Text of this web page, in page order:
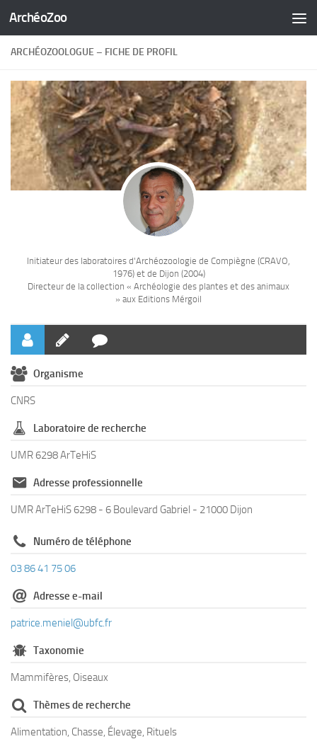
Skip to content
ArchéoZoo
ARCHÉOZOOLOGUE – FICHE DE PROFIL
Initiateur des laboratoires d'Archéozoologie de Compiègne (CRAVO,
1976) et de Dijon (2004)
Directeur de la collection « Archéologie des plantes et des animaux
» aux Editions Mérgoil
Organisme
CNRS
Laboratoire de recherche
UMR 6298 ArTeHiS
Adresse professionnelle
UMR ArTeHiS 6298 - 6 Boulevard Gabriel - 21000 Dijon
Numéro de téléphone
03 86 41 75 06
Adresse e-mail
patrice.meniel@ubfc.fr
Taxonomie
Mammifères, Oiseaux
Thèmes de recherche
Alimentation, Chasse, Élevage, Rituels